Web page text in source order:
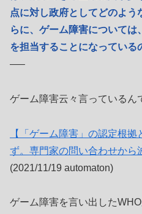
点に対し政府としてどのよう
らに、ゲーム障害については
を担当することになっている
—–
ゲーム障害云々言っているん
【「ゲーム障害」の認定根
ず。専門家の問い合わせから
(2021/11/19 automaton)
ゲーム障害を言い出した